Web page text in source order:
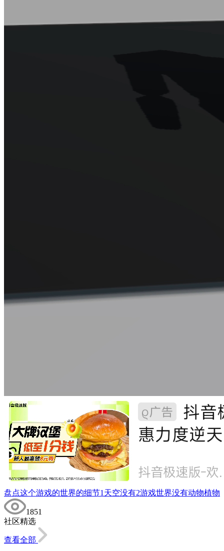
盘点这个游戏的世界的细节1天空没有2游戏世界没有动物植物
1851
社区精选
查看全部